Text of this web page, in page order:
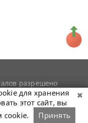
разрешено
наsnookerist.ru
для хранения
этот сайт, вы
cookie.
Принять